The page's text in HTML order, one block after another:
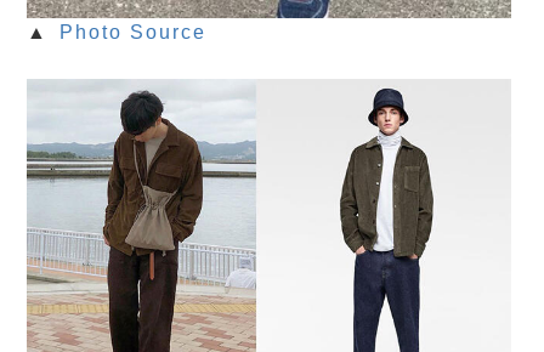
▲ Photo Source